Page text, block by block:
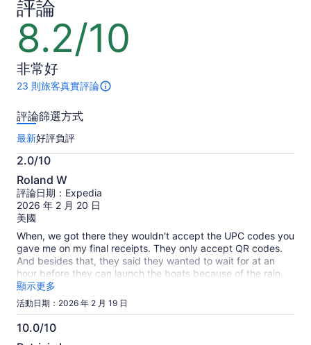
位
成
人
評論
8.2/10
8.2
分，
滿
分
10
非常好
23 則旅客真實評論
此
動
共
有
23
則
評
論。
更
關
於
旅
客
真
實
評
論
的
評論篩選方式
最新好評負評
2.0/10
2.0
分，
滿
分
10
分
Roland W
評論日期：Expedia
2026 年 2 月 20 日
美國
When, we got there they wouldn't accept the UPC codes you
gave me on my final receipts. They only accept QR codes.
And besides that, they said they wanted to wait for at an
hour before they can launch the boats because of the rain
affecting the currents.
顯示更多
活動日期：2026 年 2 月 19 日
10.0/10
10.0